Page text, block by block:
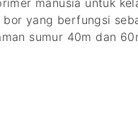
manusia untuk
yang berfungsi
sumur 40m dan